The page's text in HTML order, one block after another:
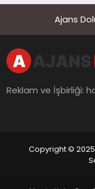
Ajans
Reklam ve İşbirliği:
Copyright © 2025